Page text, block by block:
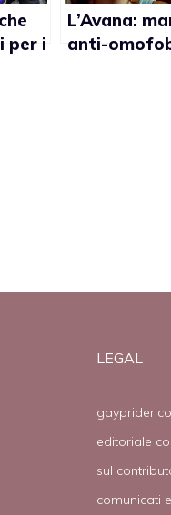
per i
L’Avana:
anti-
LEGAL
editoriale
sul
comunicati